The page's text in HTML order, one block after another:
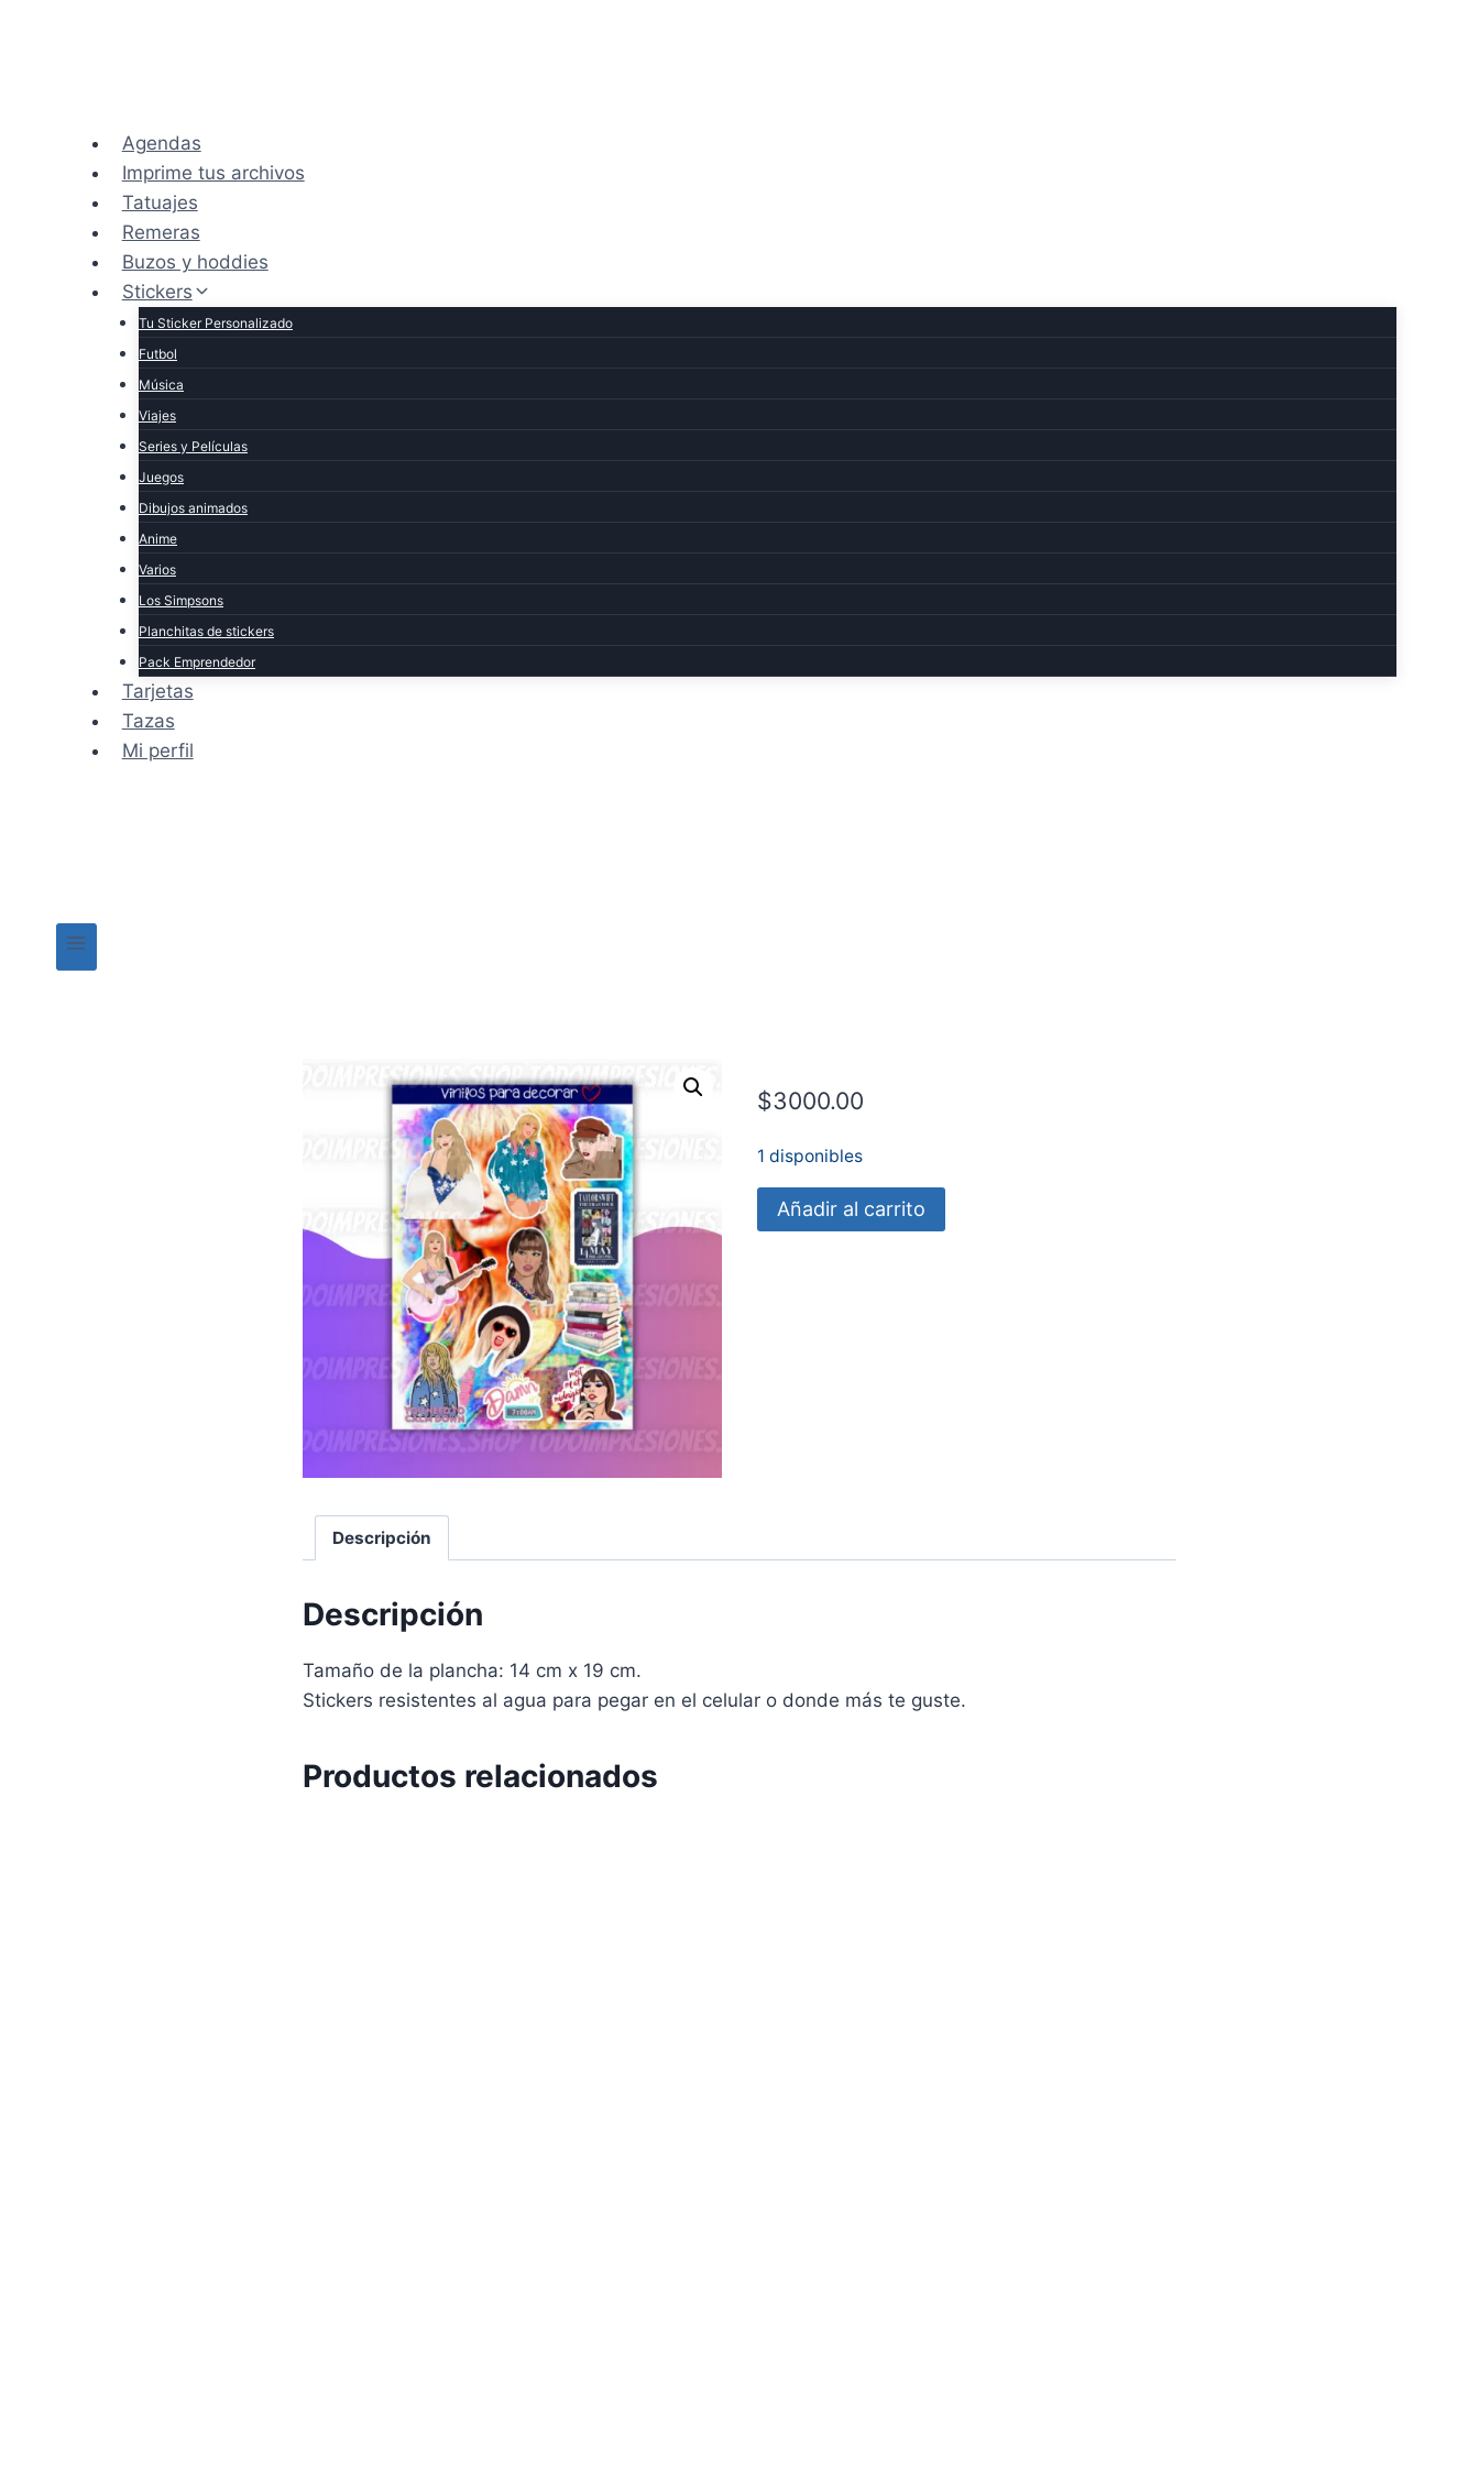
Agendas
Imprime tus archivos
Tatuajes
Remeras
Buzos y hoddies
Stickers
Tu Sticker Personalizado
Futbol
Música
Viajes
Series y Películas
Juegos
Dibujos animados
Anime
Varios
Los Simpsons
Planchitas de stickers
Pack Emprendedor
Tarjetas
Tazas
Mi perfil
$3000.00
1 disponibles
Plancha
Taylor
Añadir al carrito
Descripción
Descripción
Tamaño de la plancha: 14 cm x 19 cm.
Stickers resistentes al agua para pegar en el celular o donde más te guste.
Productos relacionados